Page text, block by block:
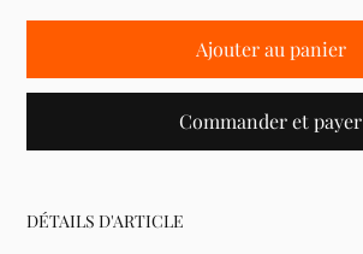
Ajouter au panier
Commander et payer
DÉTAILS D'ARTICLE